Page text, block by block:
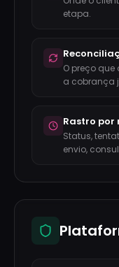
etapa.
O preço
a cobrança
Rastro por
Status,
envio,